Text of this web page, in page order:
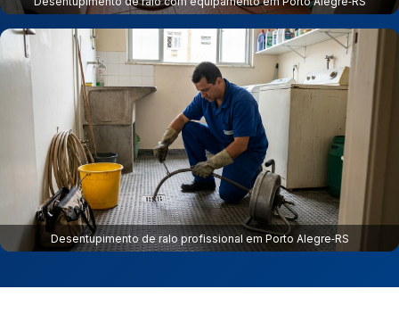
Desentupimento de ralo profissional em Porto Alegre‑RS